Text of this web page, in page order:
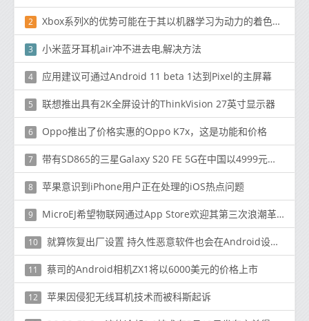
2 Xbox系列X的优势可能在于其以机器学习为动力的着色器核心,量子梦想
3 小米蓝牙耳机air冲不进去电,解决方法
4 应用建议可通过Android 11 beta 1达到Pixel的主屏幕
5 联想推出具有2K全屏设计的ThinkVision 27英寸显示器
6 Oppo推出了价格实惠的Oppo K7x，这是功能和价格
7 带有SD865的三星Galaxy S20 FE 5G在中国以4999元的价格首次亮相
8 苹果意识到iPhone用户正在处理的iOS热点问题
9 MicroEJ希望物联网通过App Store欢迎其第三次浪潮革命
10 就算恢复出厂设置 持久性恶意软件也会在Android设备上自行重新安装
11 蔡司的Android相机ZX1将以6000美元的价格上市
12 苹果因侵犯无线耳机技术而被科斯起诉